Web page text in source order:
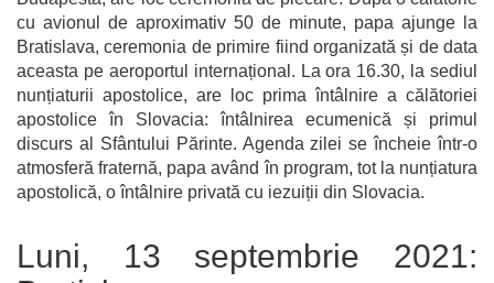
cu avionul de aproximativ 50 de minute, papa ajunge la
Bratislava, ceremonia de primire fiind organizată și de data
aceasta pe aeroportul internațional. La ora 16.30, la sediul
nunțiaturii apostolice, are loc prima întâlnire a călătoriei
apostolice în Slovacia: întâlnirea ecumenică și primul
discurs al Sfântului Părinte. Agenda zilei se încheie într-o
atmosferă fraternă, papa având în program, tot la nunțiatura
apostolică, o întâlnire privată cu iezuiții din Slovacia.
Luni, 13 septembrie 2021: